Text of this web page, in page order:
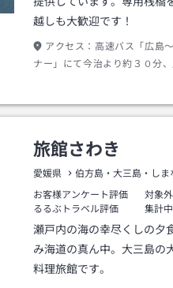
越しも大歓迎です！
アクセス： 高速バス「広島
ナー」にて今治より約３０分
りつけることもできます。
旅館さわき
愛媛県 伯方島・大三島・しま
お客様アンケート評価
対象外
るるぶトラベル評価
集計中
瀬戸内の海の幸尽くしの夕
み海道の真ん中。大三島の
料理旅館です。